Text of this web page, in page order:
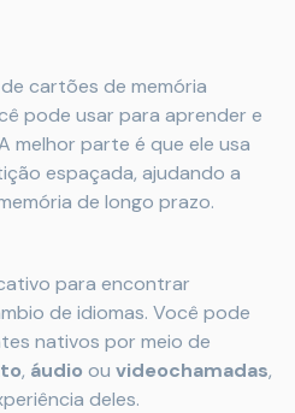
cartões de memória
pode usar para aprender e
melhor parte é que ele usa
espaçada, ajudando a
de longo prazo.
para encontrar
de idiomas. Você pode
nativos por meio de
, áudio ou videochamadas,
deles.